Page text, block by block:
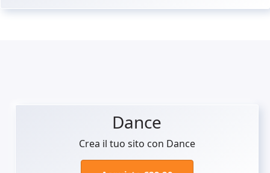
Dance
Crea il tuo sito con Dance